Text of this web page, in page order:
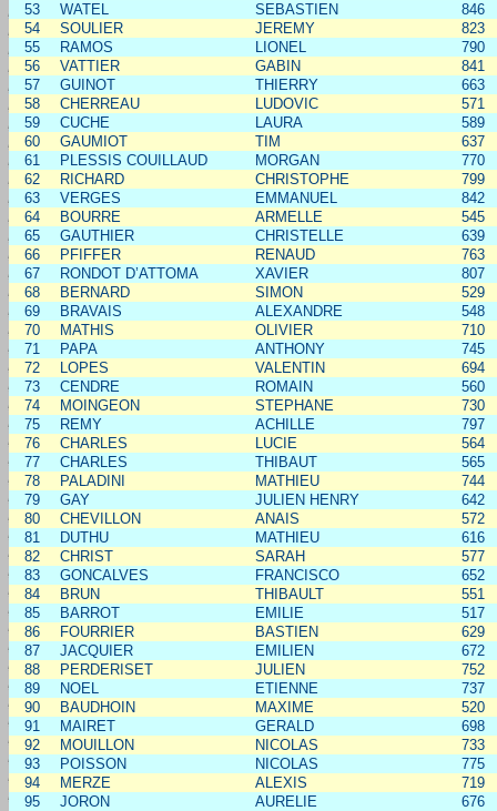
53
WATEL SEBASTIEN
846
54
SOULIER JEREMY
823
55
RAMOS LIONEL
790
56
VATTIER GABIN
841
57
GUINOT THIERRY
663
58
CHERREAU LUDOVIC
571
59
CUCHE LAURA
589
60
GAUMIOT TIM
637
61
PLESSIS COUILLAUD MORGAN
770
62
RICHARD CHRISTOPHE
799
63
VERGES EMMANUEL
842
64
BOURRE ARMELLE
545
65
GAUTHIER CHRISTELLE
639
66
PFIFFER RENAUD
763
67
RONDOT D’ATTOMA XAVIER
807
68
BERNARD SIMON
529
69
BRAVAIS ALEXANDRE
548
70
MATHIS OLIVIER
710
71
PAPA ANTHONY
745
72
LOPES VALENTIN
694
73
CENDRE ROMAIN
560
74
MOINGEON STEPHANE
730
75
REMY ACHILLE
797
76
CHARLES LUCIE
564
77
CHARLES THIBAUT
565
78
PALADINI MATHIEU
744
79
GAY JULIEN HENRY
642
80
CHEVILLON ANAIS
572
81
DUTHU MATHIEU
616
82
CHRIST SARAH
577
83
GONCALVES FRANCISCO
652
84
BRUN THIBAULT
551
85
BARROT EMILIE
517
86
FOURRIER BASTIEN
629
87
JACQUIER EMILIEN
672
88
PERDERISET JULIEN
752
89
NOEL ETIENNE
737
90
BAUDHOIN MAXIME
520
91
MAIRET GERALD
698
92
MOUILLON NICOLAS
733
93
POISSON NICOLAS
775
94
MERZE ALEXIS
719
95
JORON AURELIE
676